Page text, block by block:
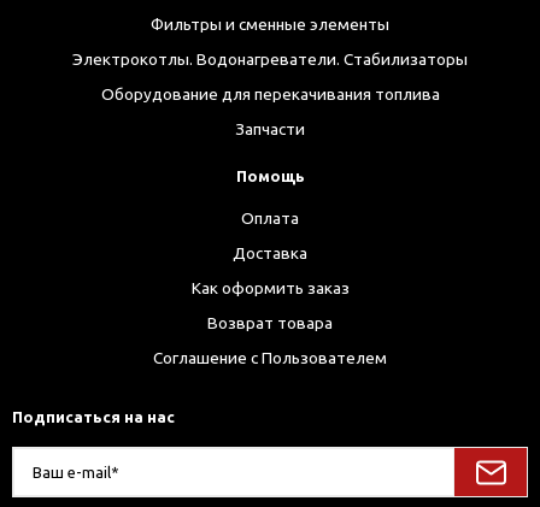
Фильтры и сменные элементы
Электрокотлы. Водонагреватели. Стабилизаторы
Оборудование для перекачивания топлива
Запчасти
Помощь
Оплата
Доставка
Как оформить заказ
Возврат товара
Соглашение с Пользователем
Подписаться на нас